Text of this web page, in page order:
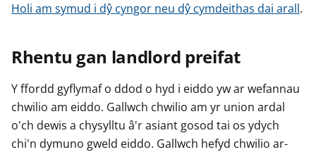
Holi am symud i dŷ cyngor neu dŷ cymdeithas dai arall.
Rhentu gan landlord preifat
Y ffordd gyflymaf o ddod o hyd i eiddo yw ar wefannau
chwilio am eiddo. Gallwch chwilio am yr union ardal
o'ch dewis a chysylltu â'r asiant gosod tai os ydych
chi'n dymuno gweld eiddo. Gallwch hefyd chwilio ar-